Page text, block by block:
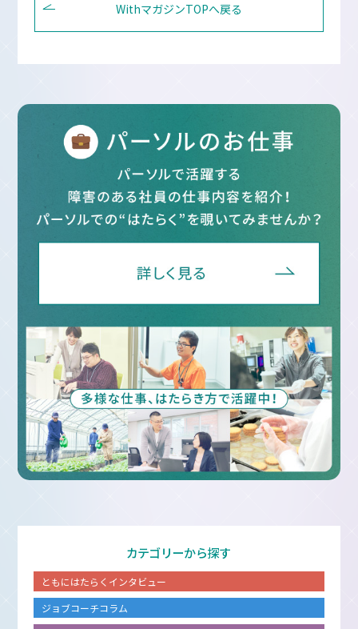
WithマガジンTOPへ戻る
カテゴリーから探す
ともにはたらくインタビュー
ジョブコーチコラム